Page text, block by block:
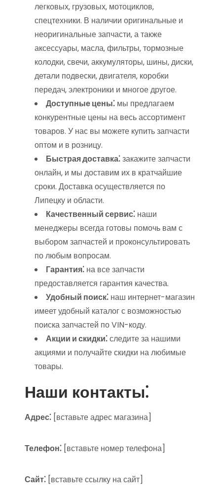
легковых‚ грузовых‚ мотоциклов‚
спецтехники. В наличии оригинальные и
неоригинальные запчасти‚ а также
аксессуары‚ масла‚ фильтры‚ тормозные
колодки‚ свечи‚ аккумуляторы‚ шины‚ диски‚
детали подвески‚ двигателя‚ коробки
передач‚ электроники и многое другое.
Доступные цены⁚ мы предлагаем
конкурентные цены на весь ассортимент
товаров. У нас вы можете купить запчасти
оптом и в розницу.
Быстрая доставка⁚закажите запчасти
онлайн‚ и мы доставим их в кратчайшие
сроки. Доставка осуществляется по
Липецку и области.
Качественный сервис⁚ наши
менеджеры всегда готовы помочь вам с
выбором запчастей и проконсультировать
по любым вопросам.
Гарантия⁚ на все запчасти
предоставляется гарантия качества.
Удобный поиск⁚ наш интернет-магазин
имеет удобный каталог с возможностью
поиска запчастей по VIN-коду.
Акции и скидки⁚следите за нашими
акциями и получайте скидки на любимые
товары.
Наши контакты⁚
Адрес⁚ [вставьте адрес магазина]
Телефон⁚ [вставьте номер телефона]
Сайт⁚ [вставьте ссылку на сайт]